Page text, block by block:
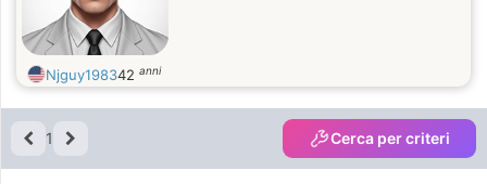
Njguy198342 anni
1 Cerca per criteri